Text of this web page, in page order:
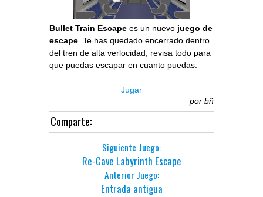
Bullet Train Escape es un nuevo juego de
escape. Te has quedado encerrado dentro
del tren de alta verlocidad, revisa todo para
que puedas escapar en cuanto puedas.
Jugar
por bñ
Comparte:
Siguiente Juego:
Re-Cave Labyrinth Escape
Anterior Juego:
Entrada antigua